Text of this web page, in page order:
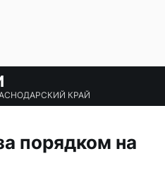
КРАЙ
порядком на